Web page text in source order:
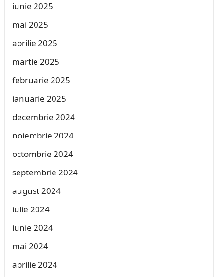
iunie 2025
mai 2025
aprilie 2025
martie 2025
februarie 2025
ianuarie 2025
decembrie 2024
noiembrie 2024
octombrie 2024
septembrie 2024
august 2024
iulie 2024
iunie 2024
mai 2024
aprilie 2024